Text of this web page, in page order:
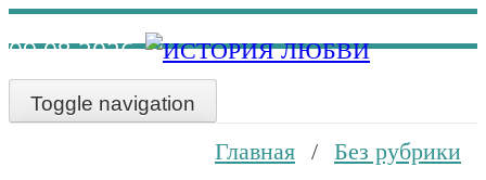
09.08.2026
Toggle navigation
Главная / Без рубрики